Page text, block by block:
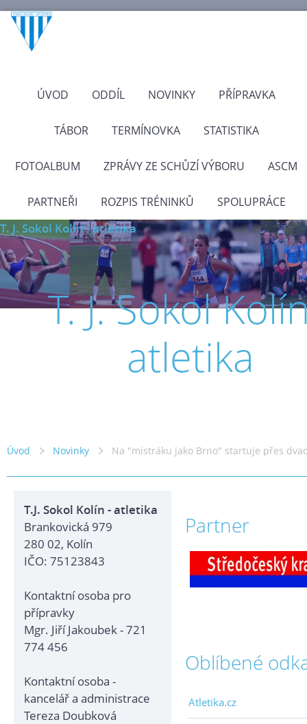
ÚVOD ODDÍL NOVINKY PŘÍPRAVKA
TÁBOR TERMÍNOVKA STATISTIKA
FOTOALBUM ZPRÁVY ZE SCHŮZÍ VÝBORU ASCM
PARTNEŘI ROZPIS TRÉNINKŮ SPOLUPRÁCE
T. J. Sokol Kolín - atletika
T. J. Sokol
atletika
Úvod Novinky Na "mistráku jako Brno" startuje přes
T.J. Sokol Kolín - atletika
Brankovická 979
280 02, Kolín
IČO: 75123843
Kontaktní osoba pro
přípravky
Mgr. Jiří Jakoubek - 721
774 456
Kontaktní osoba -
kancelář a administrace
Tereza Doubková
Partner
Oblíbené
Atletika.cz